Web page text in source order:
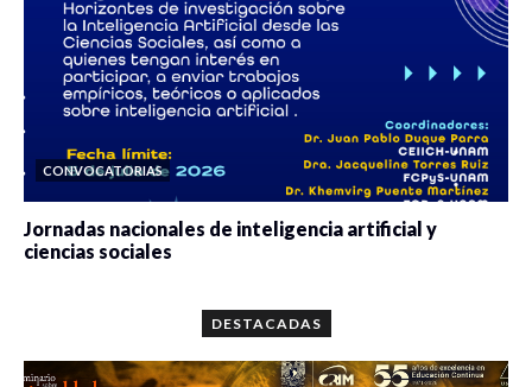
CONVOCATORIAS
Jornadas nacionales de inteligencia artificial y
ciencias sociales
DESTACADAS